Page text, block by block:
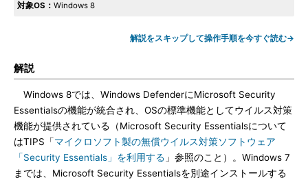
対象OS： Windows 8
解説をスキップして操作手順を今すぐ読む→
解説
Windows 8では、Windows DefenderにMicrosoft Security
Essentialsの機能が統合され、OSの標準機能としてウイルス対策
機能が提供されている（Microsoft Security Essentialsについて
はTIPS「マイクロソフト製の無償ウイルス対策ソフトウェア
「Security Essentials」を利用する 」参照のこと）。Windows 7
までは、Microsoft Security Essentialsを別途インストールする